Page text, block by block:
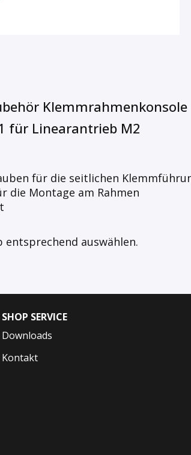
Klemmrahmenkonsole
für Linearantrieb M2
für die seitlichen
die Montage am Rahmen
auswählen.
SHOP SERVICE
Downloads
Kontakt